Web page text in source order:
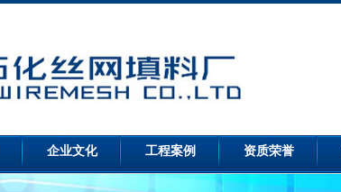
企业文化 工程案例 资质荣誉